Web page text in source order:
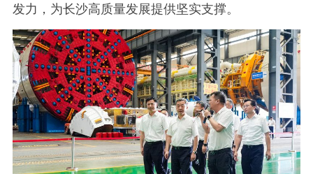
发力，为长沙高质量发展提供坚实支撑。